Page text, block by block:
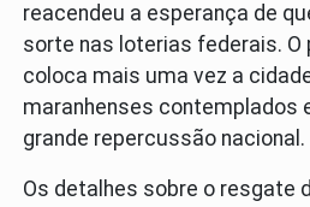
reacendeu a esperança de
sorte nas loterias federais. O
coloca mais uma vez a
maranhenses contemplados
grande repercussão nacional.
Os detalhes sobre o resgate